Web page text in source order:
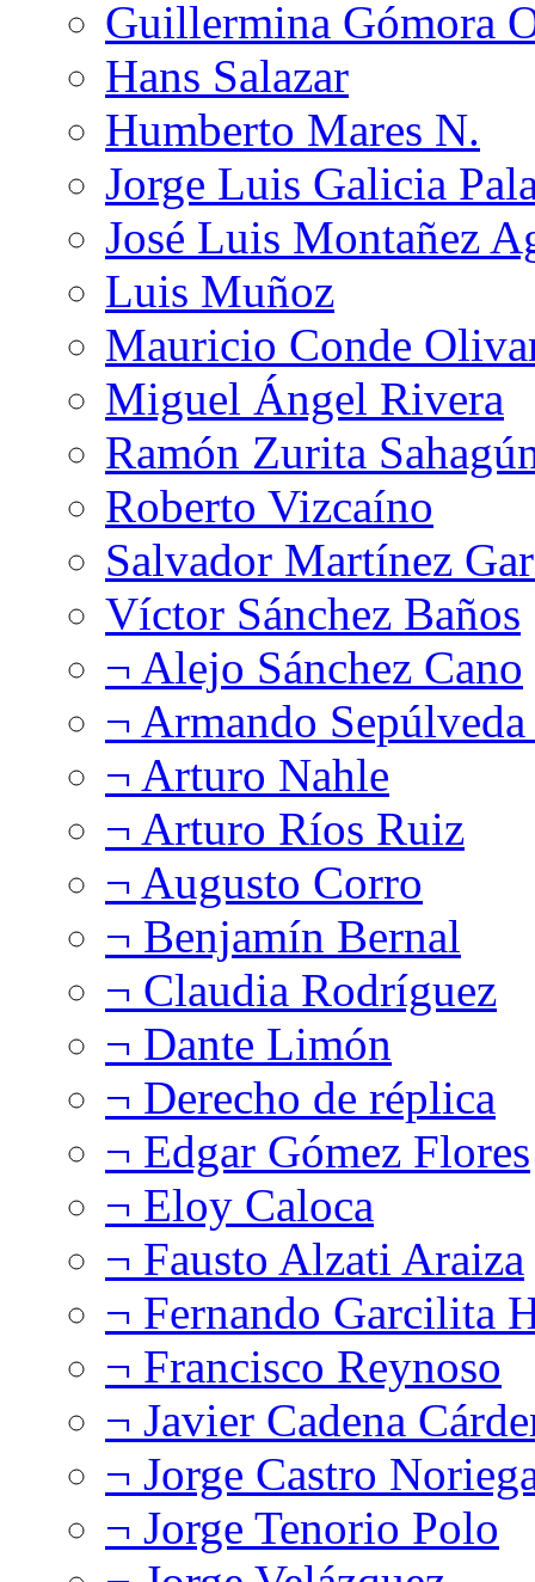
Guillermina Gómora
Hans Salazar
Humberto Mares N.
Jorge Luis Galicia
José Luis Montañez
Luis Muñoz
Mauricio Conde
Miguel Ángel Rivera
Ramón Zurita
Roberto Vizcaíno
Salvador Martínez
Víctor Sánchez Baños
¬ Alejo Sánchez Cano
¬ Armando
¬ Arturo Nahle
¬ Arturo Ríos Ruiz
¬ Augusto Corro
¬ Benjamín Bernal
¬ Claudia Rodríguez
¬ Dante Limón
¬ Derecho de réplica
¬ Edgar Gómez Flores
¬ Eloy Caloca
¬ Fausto Alzati Araiza
¬ Fernando Garcilita
¬ Francisco Reynoso
¬ Javier Cadena
¬ Jorge Castro
¬ Jorge Tenorio Polo